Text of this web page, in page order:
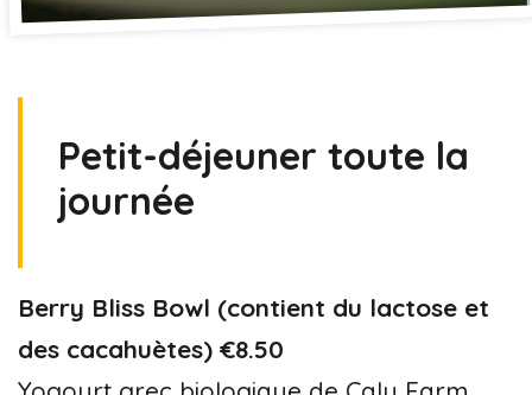
Petit-déjeuner toute la
journée
Berry Bliss Bowl (contient du lactose et
des cacahuètes) €8.50